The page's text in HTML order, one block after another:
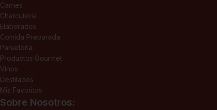
Carnes
Charcutería
Elaborados
Comida Preparada
Panadería
Productos Gourmet
Vinos
Destilados
Mis Favoritos
Sobre Nosotros: